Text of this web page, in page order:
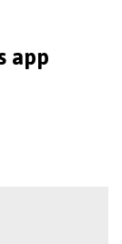
app